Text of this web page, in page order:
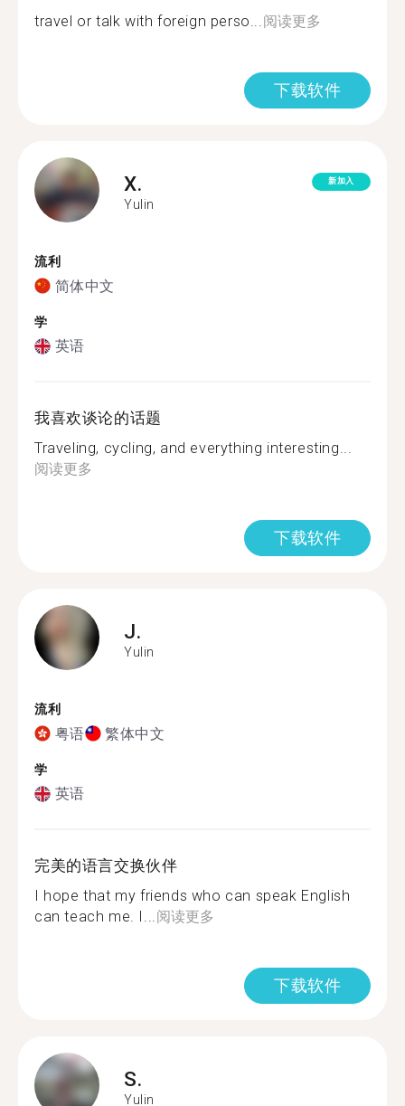
travel or talk with foreign perso...阅读更多
下载软件
X.
Yulin
新加入
流利
简体中文
学
英语
我喜欢谈论的话题
Traveling, cycling, and everything interesting...
阅读更多
下载软件
J.
Yulin
流利
粤语 繁体中文
学
英语
完美的语言交换伙伴
I hope that my friends who can speak English
can teach me. I...阅读更多
下载软件
S.
Yulin